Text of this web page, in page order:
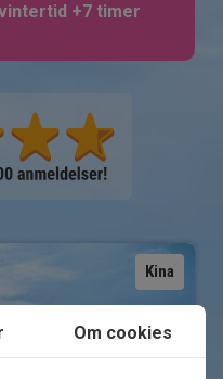
+7 timer
Kina
Om cookies